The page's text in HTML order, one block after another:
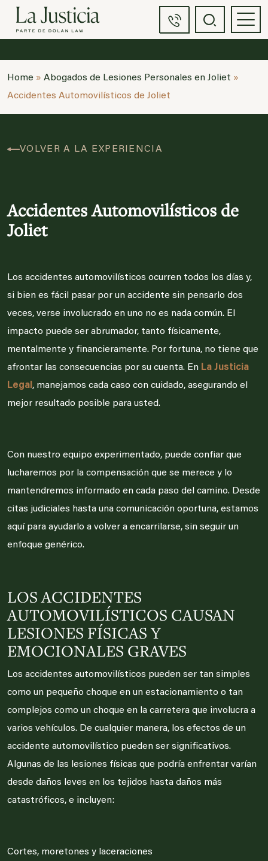
Home » Abogados de Lesiones Personales en Joliet »
Accidentes Automovilísticos de Joliet
VOLVER A LA EXPERIENCIA
Accidentes Automovilísticos de
Joliet
Los accidentes automovilísticos ocurren todos los días y,
si bien es fácil pasar por un accidente sin pensarlo dos
veces, verse involucrado en uno no es nada común. El
impacto puede ser abrumador, tanto físicamente,
mentalmente y financieramente. Por fortuna, no tiene que
afrontar las consecuencias por su cuenta. En La Justicia
Legal , manejamos cada caso con cuidado, asegurando el
mejor resultado posible para usted.
Con nuestro equipo experimentado, puede confiar que
lucharemos por la compensación que se merece y lo
mantendremos informado en cada paso del camino. Desde
citas judiciales hasta una comunicación oportuna, estamos
aquí para ayudarlo a volver a encarrilarse, sin seguir un
enfoque genérico.
LOS ACCIDENTES
AUTOMOVILÍSTICOS CAUSAN
LESIONES FÍSICAS Y
EMOCIONALES GRAVES
Los accidentes automovilísticos pueden ser tan simples
como un pequeño choque en un estacionamiento o tan
complejos como un choque en la carretera que involucra a
varios vehículos. De cualquier manera, los efectos de un
accidente automovilístico pueden ser significativos.
Algunas de las lesiones físicas que podría enfrentar varían
desde daños leves en los tejidos hasta daños más
catastróficos, e incluyen:
Cortes, moretones y laceraciones